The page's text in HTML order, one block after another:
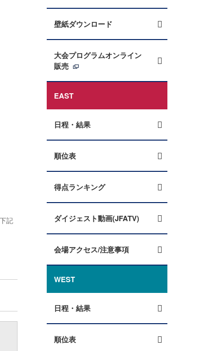
記
壁紙ダウンロード
大会プログラムオンライン
販売
EAST
日程・結果
順位表
得点ランキング
ダイジェスト動画(JFATV)
会場アクセス/注意事項
WEST
日程・結果
順位表